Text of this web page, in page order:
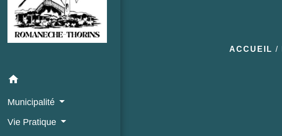
home
Municipalité
Vie Pratique
ACCUEIL /